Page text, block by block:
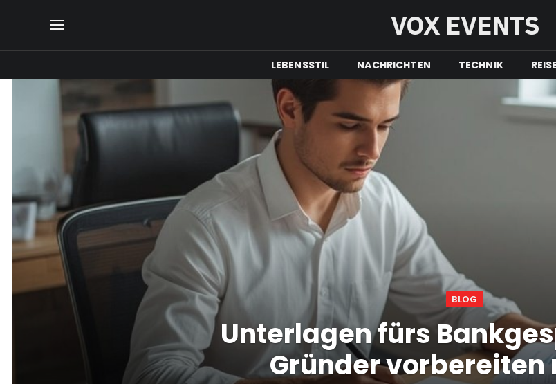
VOX EVENTS
LEBENSSTIL NACHRICHTEN TECHNIK
BLOG
Unterlagen fürs
Gründer vorbereiten